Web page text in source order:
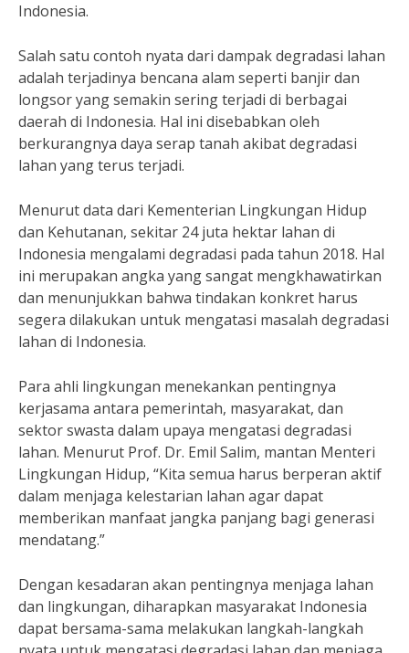
Indonesia.
Salah satu contoh nyata dari dampak degradasi lahan
adalah terjadinya bencana alam seperti banjir dan
longsor yang semakin sering terjadi di berbagai
daerah di Indonesia. Hal ini disebabkan oleh
berkurangnya daya serap tanah akibat degradasi
lahan yang terus terjadi.
Menurut data dari Kementerian Lingkungan Hidup
dan Kehutanan, sekitar 24 juta hektar lahan di
Indonesia mengalami degradasi pada tahun 2018. Hal
ini merupakan angka yang sangat mengkhawatirkan
dan menunjukkan bahwa tindakan konkret harus
segera dilakukan untuk mengatasi masalah degradasi
lahan di Indonesia.
Para ahli lingkungan menekankan pentingnya
kerjasama antara pemerintah, masyarakat, dan
sektor swasta dalam upaya mengatasi degradasi
lahan. Menurut Prof. Dr. Emil Salim, mantan Menteri
Lingkungan Hidup, “Kita semua harus berperan aktif
dalam menjaga kelestarian lahan agar dapat
memberikan manfaat jangka panjang bagi generasi
mendatang.”
Dengan kesadaran akan pentingnya menjaga lahan
dan lingkungan, diharapkan masyarakat Indonesia
dapat bersama-sama melakukan langkah-langkah